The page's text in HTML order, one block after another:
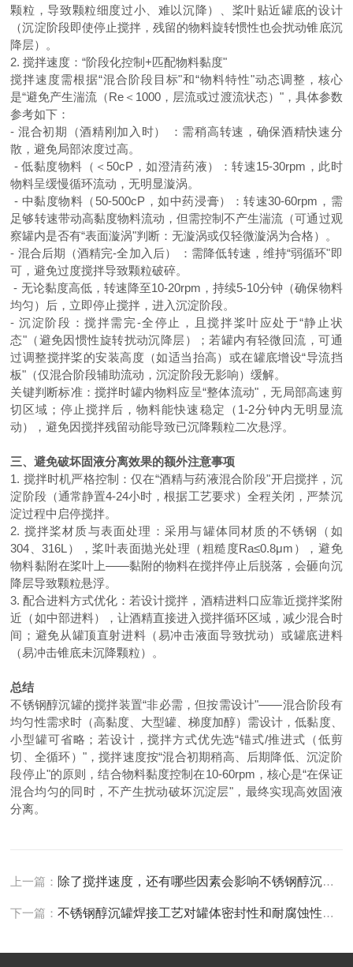
颗粒，导致颗粒细度过小、难以沉降）、桨叶贴近罐底的设计
（沉淀阶段即使停止搅拌，残留的物料旋转惯性也会扰动锥底沉
降层）。
2. 搅拌速度：“阶段化控制+匹配物料黏度"
搅拌速度需根据“混合阶段目标"和“物料特性"动态调整，核心
是“避免产生湍流（Re＜1000，层流或过渡流状态）"，具体参数
参考如下：
- 混合初期（酒精刚加入时） ：需稍高转速，确保酒精快速分
散，避免局部浓度过高。
- 低黏度物料（＜50cP，如澄清药液）：转速15-30rpm，此时
物料呈缓慢循环流动，无明显漩涡。
- 中黏度物料（50-500cP，如中药浸膏）：转速30-60rpm，需
足够转速带动高黏度物料流动，但需控制不产生湍流（可通过观
察罐内是否有“表面漩涡"判断：无漩涡或仅轻微漩涡为合格）。
- 混合后期（酒精完-全加入后） ：需降低转速，维持“弱循环"即
可，避免过度搅拌导致颗粒破碎。
- 无论黏度高低，转速降至10-20rpm，持续5-10分钟（确保物料
均匀）后，立即停止搅拌，进入沉淀阶段。
- 沉淀阶段：搅拌需完-全停止，且搅拌桨叶应处于“静止状
态"（避免因惯性旋转扰动沉降层）；若罐内有轻微回流，可通
过调整搅拌桨的安装高度（如适当抬高）或在罐底增设“导流挡
板"（仅混合阶段辅助流动，沉淀阶段无影响）缓解。
关键判断标准：搅拌时罐内物料应呈“整体流动"，无局部高速剪
切区域；停止搅拌后，物料能快速稳定（1-2分钟内无明显流
动），避免因搅拌残留动能导致已沉降颗粒二次悬浮。
三、避免破坏固液分离效果的额外注意事项
1. 搅拌时机严格控制：仅在“酒精与药液混合阶段"开启搅拌，沉
淀阶段（通常静置4-24小时，根据工艺要求）全程关闭，严禁沉
淀过程中启停搅拌。
2. 搅拌桨材质与表面处理：采用与罐体同材质的不锈钢（如
304、316L），桨叶表面抛光处理（粗糙度Ra≤0.8μm），避免
物料黏附在桨叶上——黏附的物料在搅拌停止后脱落，会砸向沉
降层导致颗粒悬浮。
3. 配合进料方式优化：若设计搅拌，酒精进料口应靠近搅拌桨附
近（如中部进料），让酒精直接进入搅拌循环区域，减少混合时
间；避免从罐顶直射进料（易冲击液面导致扰动）或罐底进料
（易冲击锥底未沉降颗粒）。
总结
不锈钢醇沉罐的搅拌装置“非必需，但按需设计"——混合阶段有
均匀性需求时（高黏度、大型罐、梯度加醇）需设计，低黏度、
小型罐可省略；若设计，搅拌方式优先选“锚式/推进式（低剪
切、全循环）"，搅拌速度按“混合初期稍高、后期降低、沉淀阶
段停止"的原则，结合物料黏度控制在10-60rpm，核心是“在保证
混合均匀的同时，不产生扰动破坏沉淀层"，最终实现高效固液
分离。
上一篇： 除了搅拌速度，还有哪些因素会影响不锈钢醇沉罐的沉淀效果？
下一篇：不锈钢醇沉罐焊接工艺对罐体密封性和耐腐蚀性的影响有哪些？